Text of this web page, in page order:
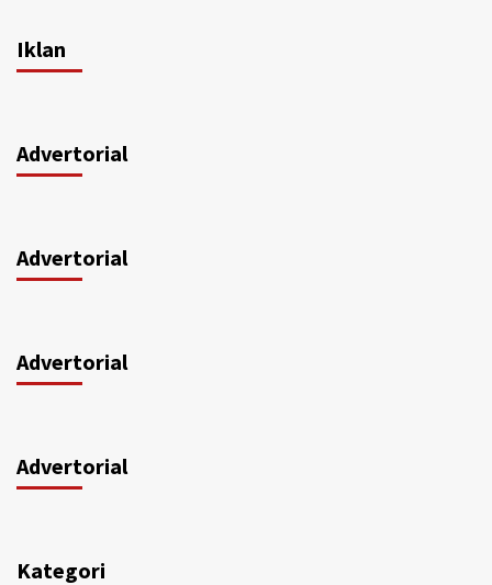
Iklan
Advertorial
Advertorial
Advertorial
Advertorial
Kategori